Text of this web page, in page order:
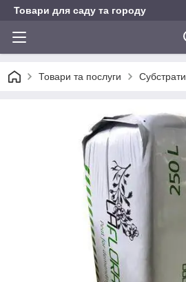
Товари для саду та городу
Товари та послуги Субстрати